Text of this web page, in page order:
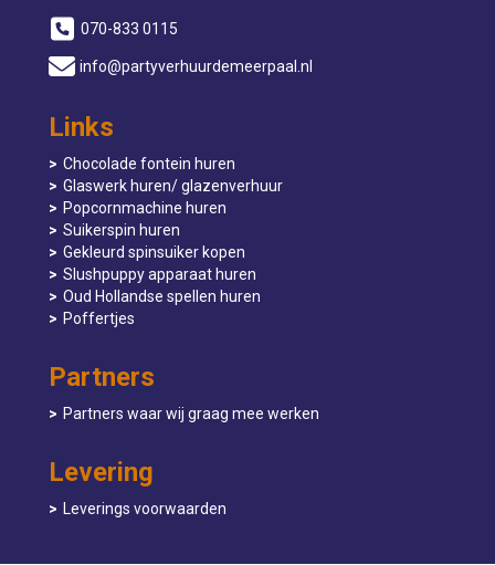
070-833 0115
info@partyverhuurdemeerpaal.nl
Links
Chocolade fontein huren
Glaswerk huren/ glazenverhuur
Popcornmachine huren
Suikerspin huren
Gekleurd spinsuiker kopen
Slushpuppy apparaat huren
Oud Hollandse spellen huren
Poffertjes
Partners
Partners waar wij graag mee werken
Levering
Leverings voorwaarden